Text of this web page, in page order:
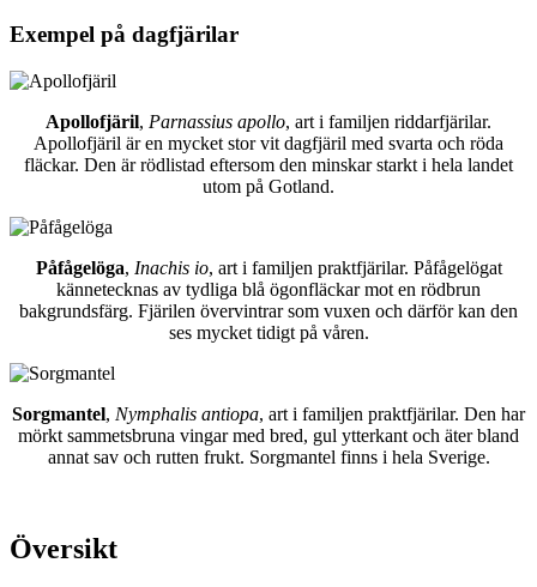
Exempel på dagfjärilar
Apollofjäril, Parnassius apollo, art i familjen riddarfjärilar.
Apollofjäril är en mycket stor vit dagfjäril med svarta och röda
fläckar. Den är rödlistad eftersom den minskar starkt i hela landet
utom på Gotland.
Påfågelöga, Inachis io, art i familjen praktfjärilar. Påfågelögat
kännetecknas av tydliga blå ögonfläckar mot en rödbrun
bakgrundsfärg. Fjärilen övervintrar som vuxen och därför kan den
ses mycket tidigt på våren.
Sorgmantel, Nymphalis antiopa, art i familjen praktfjärilar. Den har
mörkt sammetsbruna vingar med bred, gul ytterkant och äter bland
annat sav och rutten frukt. Sorgmantel finns i hela Sverige.
Översikt